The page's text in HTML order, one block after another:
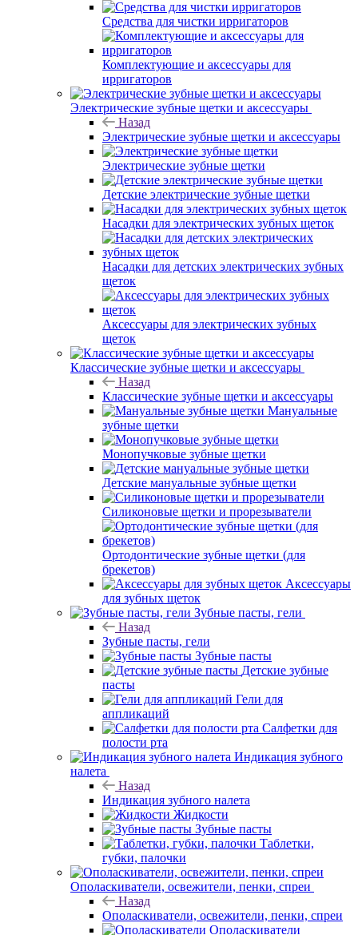
Средства для чистки ирригаторов
Комплектующие и аксессуары для
ирригаторов
Электрические зубные щетки и аксессуары
Назад
Электрические зубные щетки и аксессуары
Электрические зубные щетки
Детские электрические зубные щетки
Насадки для электрических зубных щеток
Насадки для детских электрических зубных
щеток
Аксессуары для электрических зубных
щеток
Классические зубные щетки и аксессуары
Назад
Классические зубные щетки и аксессуары
Мануальные
зубные щетки
Монопучковые зубные щетки
Детские мануальные зубные щетки
Силиконовые щетки и прорезыватели
Ортодонтические зубные щетки (для
брекетов)
Аксессуары
для зубных щеток
Зубные пасты, гели
Назад
Зубные пасты, гели
Зубные пасты
Детские зубные
пасты
Гели для
аппликаций
Салфетки для
полости рта
Индикация зубного
налета
Назад
Индикация зубного налета
Жидкости
Зубные пасты
Таблетки,
губки, палочки
Ополаскиватели, освежители, пенки, спреи
Назад
Ополаскиватели, освежители, пенки, спреи
Ополаскиватели